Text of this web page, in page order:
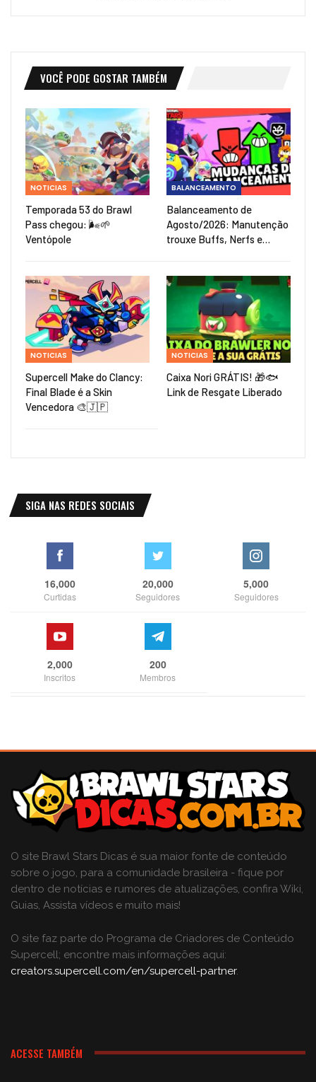
VOCÊ PODE GOSTAR TAMBÉM
NOTICIAS
Temporada 53 do Brawl
Pass chegou: 🌬️🌱
Ventópole
BALANCEAMENTO
Balanceamento de
Agosto/2026: Manutenção
trouxe Buffs, Nerfs e…
NOTICIAS
Supercell Make do Clancy:
Final Blade é a Skin
Vencedora 🎨🇯🇵
NOTICIAS
Caixa Nori GRÁTIS! 🎁🐟
Link de Resgate Liberado
SIGA NAS REDES SOCIAIS
16,000
Curtidas
20,000
Seguidores
5,000
Seguidores
2,000
Inscritos
200
Membros
O site Brawl Stars Dicas é sua maior fonte de conteúdo
sobre o jogo, para a comunidade brasileira - fique por
dentro de notícias e rumores de atualizações, confira Wiki,
Guias, Assista vídeos e muito mais!
O site faz parte do Programa de Criadores de Conteúdo
Supercell; encontre mais informações aqui:
creators.supercell.com/en/supercell-partner.
ACESSE TAMBÉM